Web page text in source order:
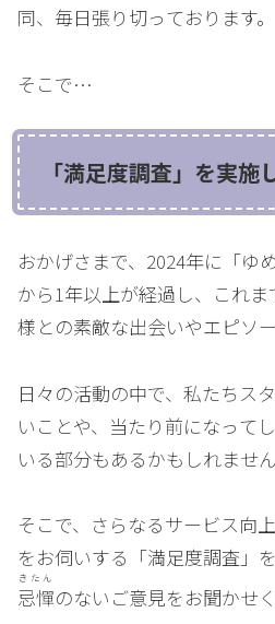
同、毎日張り切っております。
そこで…
「満足度調査」を実施
おかげさまで、2024年に「ゆ
から1年以上が経過し、これ
様との素敵な出会いやエピソ
日々の活動の中で、私たちス
いことや、当たり前になって
いる部分もあるかもしれません
そこで、さらなるサービス向
をお伺いする「満足度調査」
忌憚
きたん
のないご意見をお聞かせく